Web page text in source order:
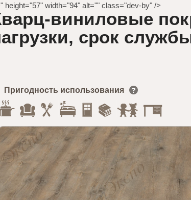
height="57" width="94" alt="" class="dev-by" />
виниловые
срок
Пригодность использования